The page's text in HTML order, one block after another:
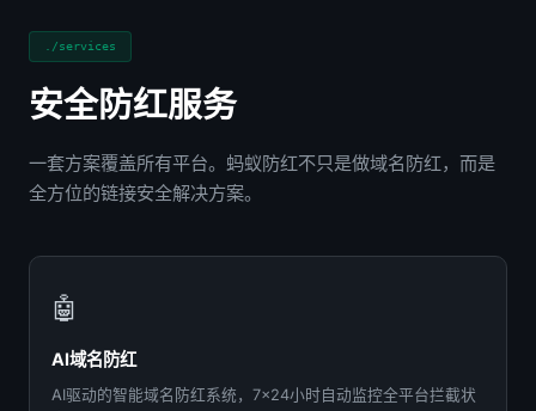
./services
安全防红服务
一套方案覆盖所有平台。蚂蚁防红不只是做域名防红，而是
全方位的链接安全解决方案。
🤖
AI域名防红
AI驱动的智能域名防红系统，7×24小时自动监控全平台拦截状